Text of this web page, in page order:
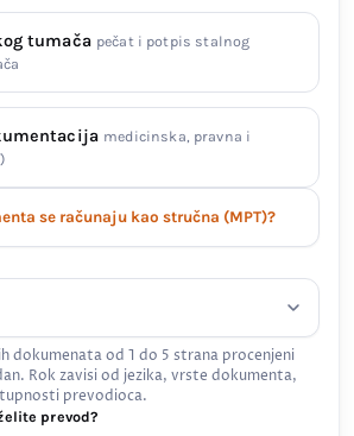
tumača pečat i potpis stalnog
medicinska, pravna i
se računaju kao stručna (MPT)?
dokumenata od 1 do 5 strana procenjeni
Rok zavisi od jezika, vrste dokumenta,
prevodioca.
prevod?